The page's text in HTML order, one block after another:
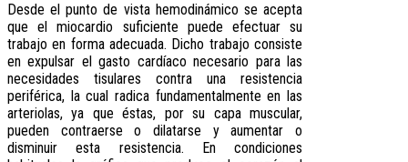
Desde el punto de vista hemodinámico se acepta
que el miocardio suficiente puede efectuar su
trabajo en forma adecuada. Dicho trabajo consiste
en expulsar el gasto cardíaco necesario para las
necesidades tisulares contra una resistencia
periférica, la cual radica fundamentalmente en las
arteriolas, ya que éstas, por su capa muscular,
pueden contraerse o dilatarse y aumentar o
disminuir esta resistencia. En condiciones